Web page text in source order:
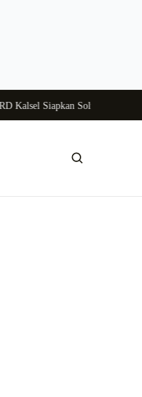
Siapkan Solusi Krisis